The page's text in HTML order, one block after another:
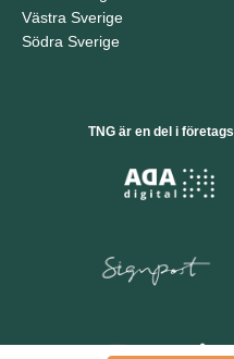
Västra Sverige
Södra Sverige
TNG är en del i